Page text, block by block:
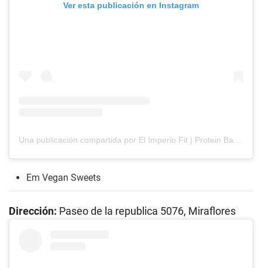
Ver esta publicación en Instagram
Em Vegan Sweets
Dirección: Paseo de la republica 5076, Miraflores